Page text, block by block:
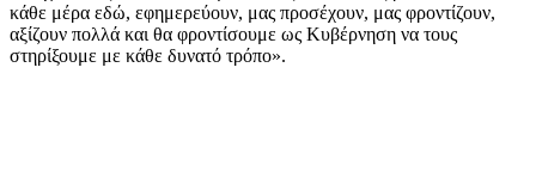
κάθε μέρα εδώ, εφημερεύουν, μας προσέχουν, μας φροντίζουν,
αξίζουν πολλά και θα φροντίσουμε ως Κυβέρνηση να τους
στηρίξουμε με κάθε δυνατό τρόπο».